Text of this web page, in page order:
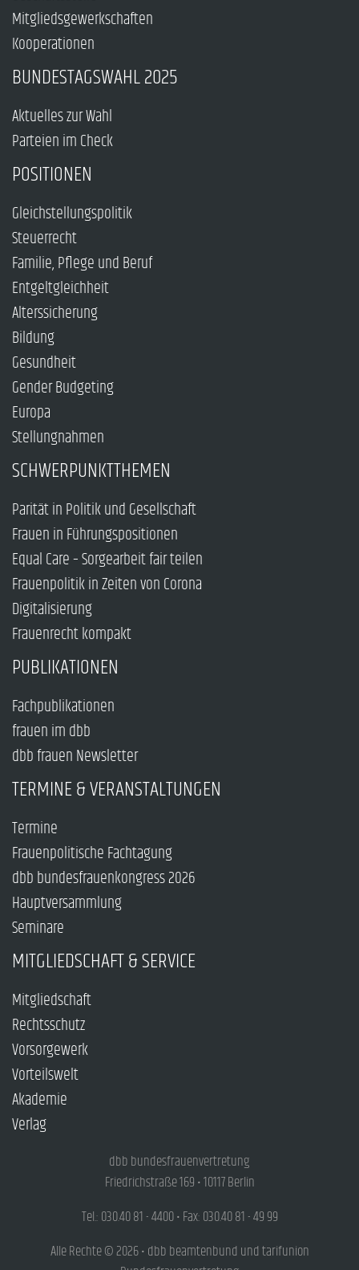
Mitgliedsgewerkschaften
Kooperationen
BUNDESTAGSWAHL 2025
Aktuelles zur Wahl
Parteien im Check
POSITIONEN
Gleichstellungspolitik
Steuerrecht
Familie, Pflege und Beruf
Entgeltgleichheit
Alterssicherung
Bildung
Gesundheit
Gender Budgeting
Europa
Stellungnahmen
SCHWERPUNKTTHEMEN
Parität in Politik und Gesellschaft
Frauen in Führungspositionen
Equal Care – Sorgearbeit fair teilen
Frauenpolitik in Zeiten von Corona
Digitalisierung
Frauenrecht kompakt
PUBLIKATIONEN
Fachpublikationen
frauen im dbb
dbb frauen Newsletter
TERMINE & VERANSTALTUNGEN
Termine
Frauenpolitische Fachtagung
dbb bundesfrauenkongress 2026
Hauptversammlung
Seminare
MITGLIEDSCHAFT & SERVICE
Mitgliedschaft
Rechtsschutz
Vorsorgewerk
Vorteilswelt
Akademie
Verlag
dbb bundesfrauenvertretung
Friedrichstraße 169 • 10117 Berlin
Tel.: 030.40 81 - 4400 • Fax: 030.40 81 - 49 99
Alle Rechte © 2026 • dbb beamtenbund und tarifunion